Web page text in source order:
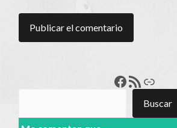
Francisco Pérez
Feed RSSEnlace
Buscar